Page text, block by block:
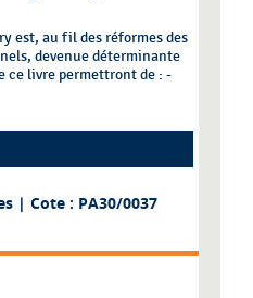
est, au fil des réformes des
devenue déterminante
ce livre permettront de : -
| Cote : PA30/0037